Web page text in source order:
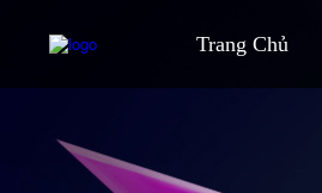
Trang Chủ